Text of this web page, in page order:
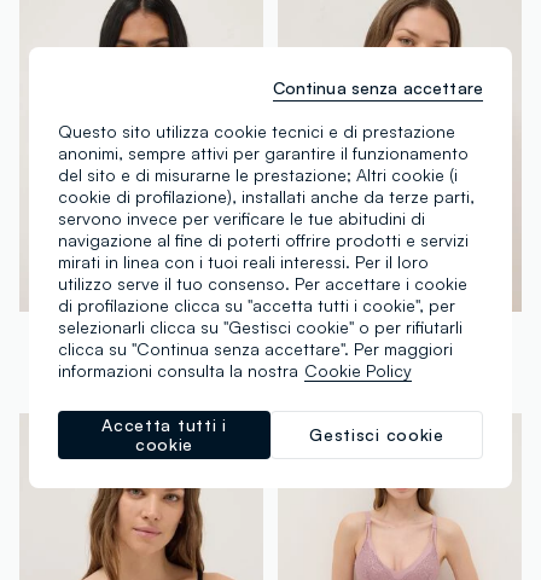
OVS
Reggiseno azzurro con texture floreale in pizzo
OVS
€ 19,95-50%€ 9,97
Questo sito utilizza cookie tecnici e di prestazione
anonimi, sempre attivi per garantire il funzionamento
del sito e di misurarne le prestazione; Altri cookie (i
cookie di profilazione), installati anche da terze parti,
servono invece per verificare le tue abitudini di
navigazione al fine di poterti offrire prodotti e servizi
mirati in linea con i tuoi reali interessi. Per il loro
utilizzo serve il tuo consenso. Per accettare i cookie
di profilazione clicca su "accetta tutti i cookie", per
selezionarli clicca su "Gestisci cookie" o per rifiutarli
clicca su "Continua senza accettare". Per maggiori
informazioni consulta la nostra Cookie Policy
Gestisci cookie
Accetta tutti i
cookie
Continua senza accettare